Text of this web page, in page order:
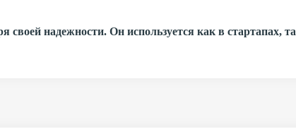
своей надежности. Он используется как в стартапах,